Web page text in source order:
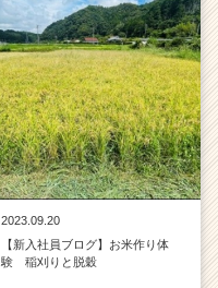
2023.09.20
【新入社員ブログ】お米作り体
験 稲刈りと脱穀